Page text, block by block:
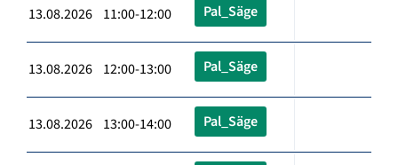
13.08.2026 11:00-12:00 Pal_Säge
13.08.2026 12:00-13:00 Pal_Säge
13.08.2026 13:00-14:00 Pal_Säge